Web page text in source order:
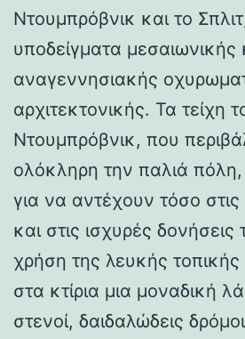
Ντουμπρόβνικ και το
υποδείγματα μεσαιωνικής
αναγεννησιακής
αρχιτεκτονικής. Τα τείχη
Ντουμπρόβνικ, που
ολόκληρη την παλιά
για να αντέχουν τόσο
και στις ισχυρές
χρήση της λευκής τοπικής
στα κτίρια μια μοναδική
στενοί, δαιδαλώδεις